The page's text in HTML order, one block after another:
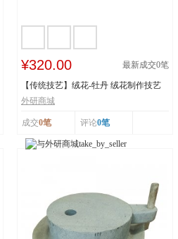
¥320.00 最新成交0笔
【传统技艺】绒花-牡丹 绒花制作技艺
市级非物质...
外研商城
成交0笔 评论0笔